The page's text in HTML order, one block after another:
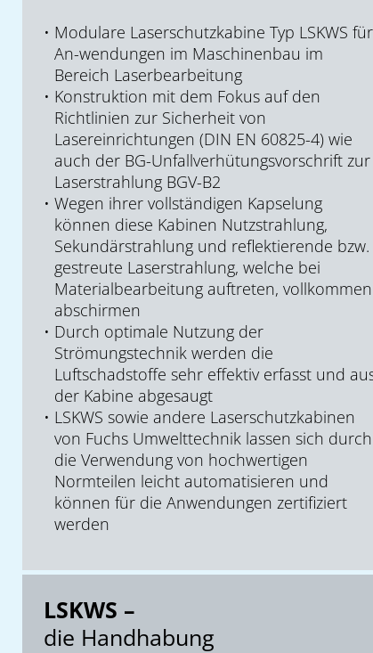
Modulare Laserschutzkabine Typ LSKWS für
An-wendungen im Maschinenbau im
Bereich Laserbearbeitung
Konstruktion mit dem Fokus auf den
Richtlinien zur Sicherheit von
Lasereinrichtungen (DIN EN 60825-4) wie
auch der BG-Unfallverhütungsvorschrift zur
Laserstrahlung BGV-B2
Wegen ihrer vollständigen Kapselung
können diese Kabinen Nutzstrahlung,
Sekundärstrahlung und reflektierende bzw.
gestreute Laserstrahlung, welche bei
Materialbearbeitung auftreten, vollkommen
abschirmen
Durch optimale Nutzung der
Strömungstechnik werden die
Luftschadstoffe sehr effektiv erfasst und
der Kabine abgesaugt
LSKWS sowie andere Laserschutzkabinen
von Fuchs Umwelttechnik lassen sich durch
die Verwendung von hochwertigen
Normteilen leicht automatisieren und
können für die Anwendungen zertifiziert
werden
LSKWS –
die Handhabung